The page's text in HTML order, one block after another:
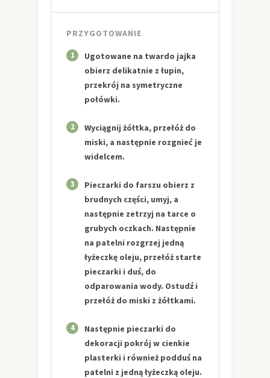
PRZYGOTOWANIE
1
Ugotowane na twardo jajka
obierz delikatnie z łupin,
przekrój na symetryczne
połówki.
2
Wyciągnij żółtka, przełóż do
miski, a następnie rozgnieć je
widelcem.
3
Pieczarki do farszu obierz z
brudnych części, umyj, a
następnie zetrzyj na tarce o
grubych oczkach. Następnie
na patelni rozgrzej jedną
łyżeczkę oleju, przełóż starte
pieczarki i duś, do
odparowania wody. Ostudź i
przełóż do miski z żółtkami.
4
Następnie pieczarki do
dekoracji pokrój w cienkie
plasterki i również podduś na
patelni z jedną łyżeczką oleju.